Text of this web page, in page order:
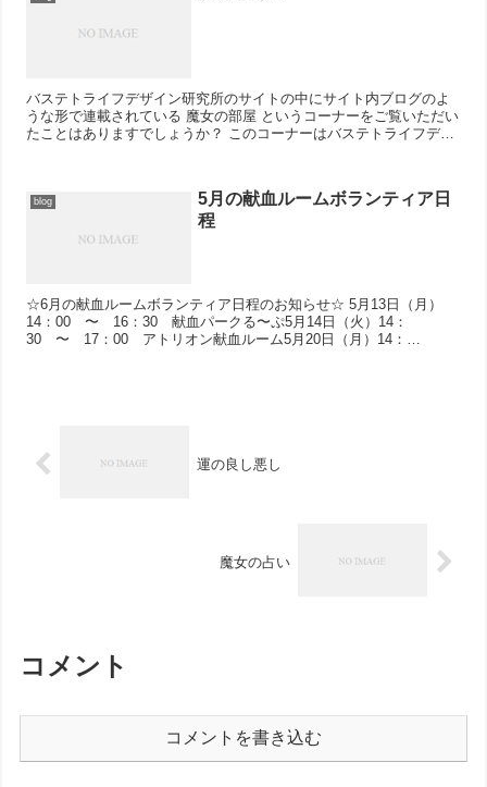
バステトライフデザイン研究所のサイトの中にサイト内ブログのよ
うな形で連載されている 魔女の部屋 というコーナーをご覧いただい
たことはありますでしょうか？ このコーナーはバステトライフデザ
blog
5月の献血ルームボランティア日
程
☆6月の献血ルームボランティア日程のお知らせ☆ 5月13日（月）
14：00 〜 16：30 献血パークる〜ぷ5月14日（火）14：
30 〜 17：00 アトリオン献血ルーム5月20日（月）14：
運の良し悪し
魔女の占い
コメント
コメントを書き込む